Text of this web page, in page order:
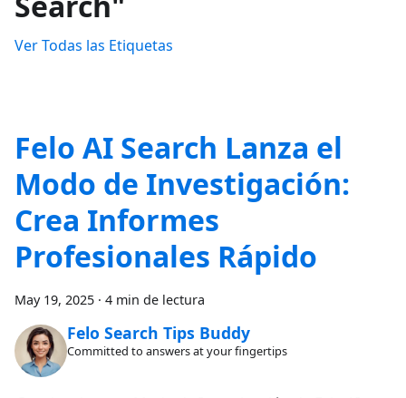
Ver Todas las Etiquetas
Felo AI Search Lanza el
Modo de Investigación:
Crea Informes
Profesionales Rápido
May 19, 2025 · 4 min de lectura
Felo Search Tips Buddy
Committed to answers at your fingertips